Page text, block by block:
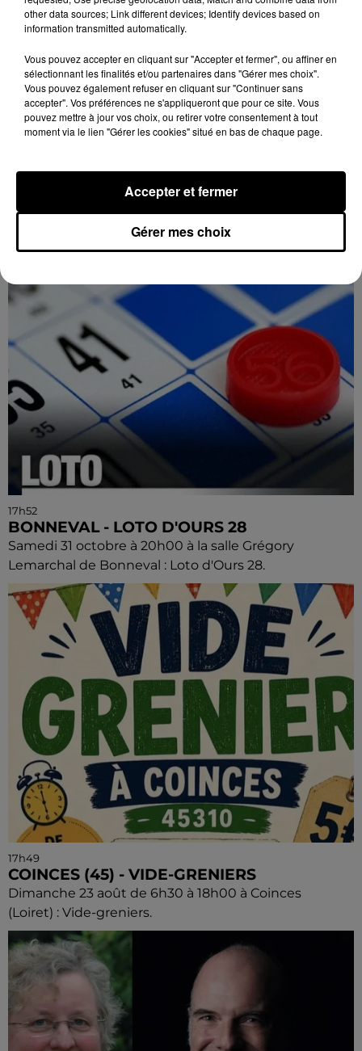
18h15
CHARTRES - VENTE AUX ENCHÈRES :
AUTOMATES, MUSIQUE MÉCANIQUE,...
Chartres : vente aux enchères. Automates, musique
mécanique, phonographes, machines à sous, art
forain.
17h52
BONNEVAL - LOTO D'OURS 28
Samedi 31 octobre à 20h00 à la salle Grégory
Lemarchal de Bonneval : Loto d'Ours 28.
17h49
COINCES (45) - VIDE-GRENIERS
Dimanche 23 août de 6h30 à 18h00 à Coinces
(Loiret) : Vide-greniers.
other data sources; Link different devices; Identify devices based on
information transmitted automatically.
Vous pouvez accepter en cliquant sur "Accepter et fermer", ou affiner en
sélectionnant les finalités et/ou partenaires dans "Gérer mes choix".
Vous pouvez également refuser en cliquant sur "Continuer sans
accepter". Vos préférences ne s'appliqueront que pour ce site. Vous
pouvez mettre à jour vos choix, ou retirer votre consentement à tout
moment via le lien "Gérer les cookies" situé en bas de chaque page.
Gérer mes choix
Accepter et fermer